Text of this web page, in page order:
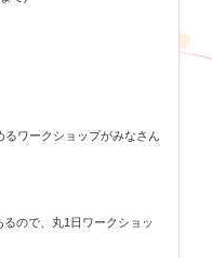
ワークショップがみなさん
ので、丸1日ワークショッ